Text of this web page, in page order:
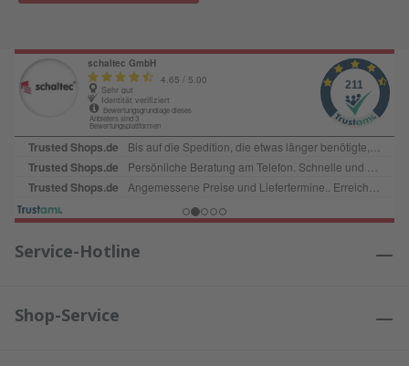
Service-Hotline
Shop-Service